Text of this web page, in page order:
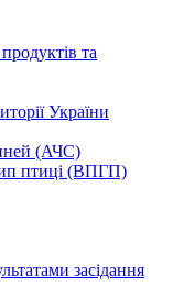
та
України
(АЧС)
птиці (ВПГП)
засідання